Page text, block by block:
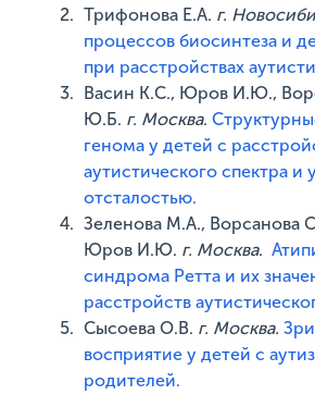
Трифонова Е.А. г.
процессов биосинтеза и
при расстройствах
Васин К.С., Юров И.Ю.,
Ю.Б. г. Москва.
генома у детей с
аутистического спектра и
отсталостью.
Зеленова М.А., Ворсанова
Юров И.Ю. г. Москва.
синдрома Ретта и их
расстройств
Сысоева О.В. г. Москва.
восприятие у детей с
родителей.